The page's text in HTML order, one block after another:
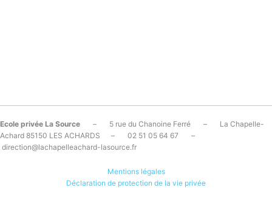
Ecole privée La Source – 5 rue du Chanoine Ferré – La Chapelle-
Achard 85150 LES ACHARDS – 02 51 05 64 67 –
direction@lachapelleachard-lasource.fr
Mentions légales
Déclaration de protection de la vie privée